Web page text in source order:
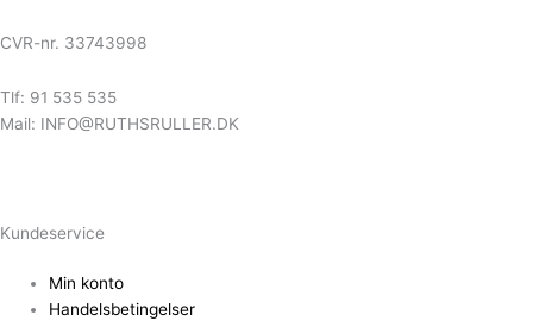
CVR-nr. 33743998
Tlf: 91 535 535
Mail: INFO@RUTHSRULLER.DK
Kundeservice
Min konto
Handelsbetingelser